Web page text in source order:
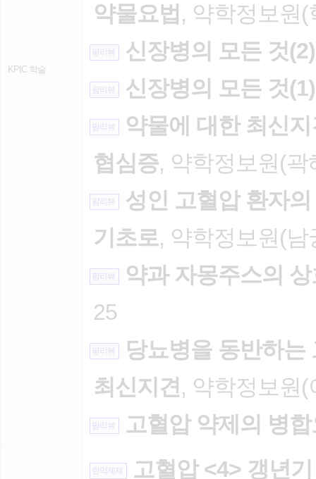
KPIC 학술
약물요법 , 약학정보원
팜리뷰 신장병의 모든 것(2)
팜리뷰 신장병의 모든 것(1)
팜리뷰
약물에 대한 최신
협심증, 약학정보원(
팜리뷰
성인 고혈압 환자
기초로, 약학정보원(
팜리뷰
약과 자몽주스의
25
팜리뷰
당뇨병을 동반하는
최신지견, 약학정보원
팜리뷰 고혈압 약제의 병
한약제제
고혈압 <4> 갱년